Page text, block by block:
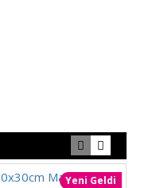
Yeni Geldi